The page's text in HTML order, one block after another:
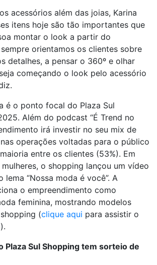
acessórios além das joias, Karina
itens hoje são tão importantes que
montar o look a partir do
orientamos os clientes sobre
detalhes, a pensar o 360º e olhar
começando o look pelo acessório
é o ponto focal do Plaza Sul
Além do podcast “É Trend no
irá investir no seu mix de
operações voltadas para o público
entre os clientes (53%). Em
o shopping lançou um vídeo
lema “Nossa moda é você”. A
o empreendimento como
feminina, mostrando modelos
(clique aqui para assistir o
Plaza Sul Shopping tem sorteio de